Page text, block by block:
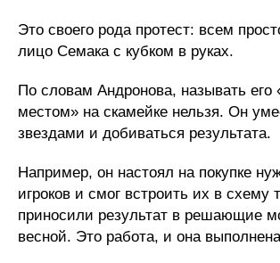
Это своего рода протест: всем
лицо Семака с кубком в руках.
По словам Андронова, называть его
местом» на скамейке нельзя. Он
звездами и добиваться результата.
Например, он настоял на покупке
игроков и смог встроить их в схему
приносили результат в решающие
весной. Это работа, и она